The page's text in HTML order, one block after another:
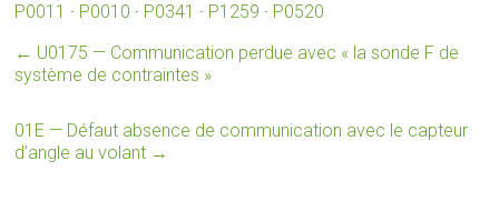
P0011 · P0010 · P0341 · P1259 · P0520
← U0175 — Communication perdue avec « la sonde F de
système de contraintes »
01E — Défaut absence de communication avec le capteur
d’angle au volant →